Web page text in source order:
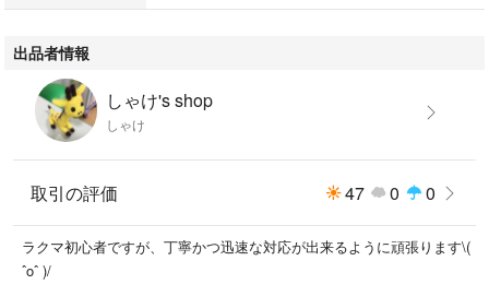
出品者情報
しゃけ's shop
しゃけ
取引の評価 47 0 0
ラクマ初心者ですが、丁寧かつ迅速な対応が出来るように頑張ります\(
ˆoˆ )/